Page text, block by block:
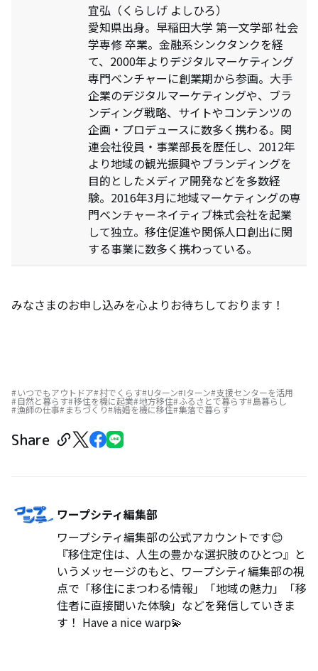
宜弘（くらしげ よしひろ）
愛知県出身。早稲田大学 第一文学部 社会
学専修 卒業。金融系シンクタンクを経
て、2000年よりデジタルマーケティング
専門ベンチャーに創業期から参画。大手
企業のデジタルマーケティングや、ブラ
ンディング戦略、サイトやコンテンツの
企画・プロデュースに数多く携わる。関
連会社役員・事業部長を歴任し、2012年
より地域の観光振興やブランディングを
目的としたメディア開発などを多数経
験。2016年3月に地域マーケティングの専
門ベンチャーネイティブ株式会社を起業
して独立。移住促進や関係人口創出に関
する事業に数多く携わっている。
みなさまのお申し込みを心よりお待ちしております！
いつでもアウトドア 村でくらす Uターン Iターン 支援センターを活用
自然と暮らす 移住を機に起業 地方移住 ふるさとで暮らす 島暮らし
漁師の仕事 まちづくり 結婚を機に移住 集落で暮らす
Share
ワープシティ編集部
ワープシティ編集部の公式アカウントです😊
『移住定住は、人生の豊かな選択肢のひとつ』と
いうメッセージのもと、ワープシティ編集部の視
点で「移住にまつわる情報」「地域の魅力」「移
住者に直接聞いた体験」などを発信していきま
す！ Have a nice warp💫